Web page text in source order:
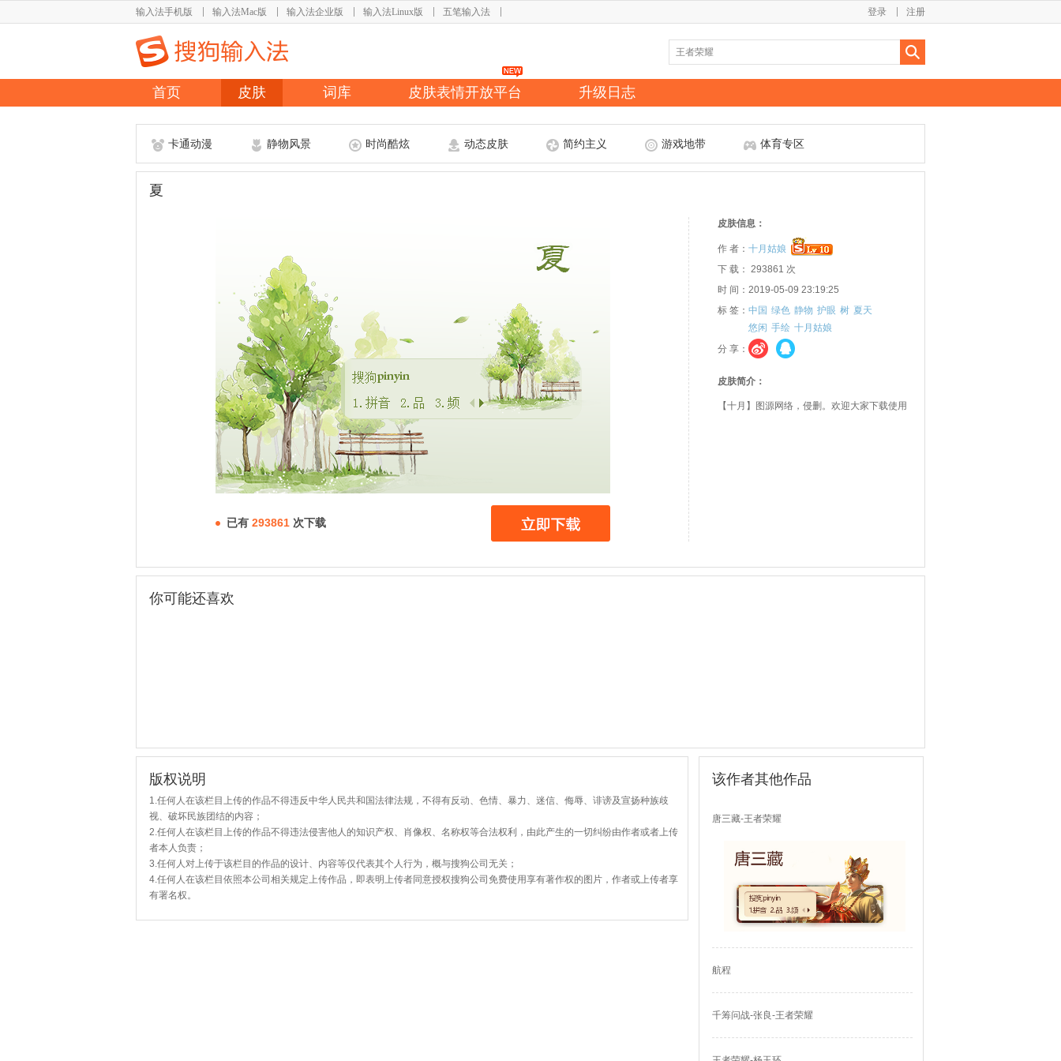
输入法手机版 输入法Mac版 输入法企业版 输入法Linux版 五笔输入法 注册
登录
首页 皮肤 词库 皮肤表情开放平台 升级日志
卡通动漫 静物风景 时尚酷炫 动态皮肤 简约主义 游戏地带 体育专区
夏
已有 293861 次下载
皮肤信息：
作 者： 十月姑娘
下 载： 293861 次
时 间：2019-05-09 23:19:25
标 签： 中国 绿色 静物 护眼 树 夏天
悠闲 手绘 十月姑娘
分 享：
皮肤简介：
【十月】图源网络，侵删。欢迎大家下载使用
你可能还喜欢
版权说明
1.任何人在该栏目上传的作品不得违反中华人民共和国法律法规，不得有反动、色情、暴力、迷信、侮辱、诽谤及宣扬种族歧
视、破坏民族团结的内容；
2.任何人在该栏目上传的作品不得违法侵害他人的知识产权、肖像权、名称权等合法权利，由此产生的一切纠纷由作者或者上传
者本人负责；
3.任何人对上传于该栏目的作品的设计、内容等仅代表其个人行为，概与搜狗公司无关；
4.任何人在该栏目依照本公司相关规定上传作品，即表明上传者同意授权搜狗公司免费使用享有著作权的图片，作者或上传者享
有署名权。
该作者其他作品
唐三藏-王者荣耀
航程
千筹问战-张良-王者荣耀